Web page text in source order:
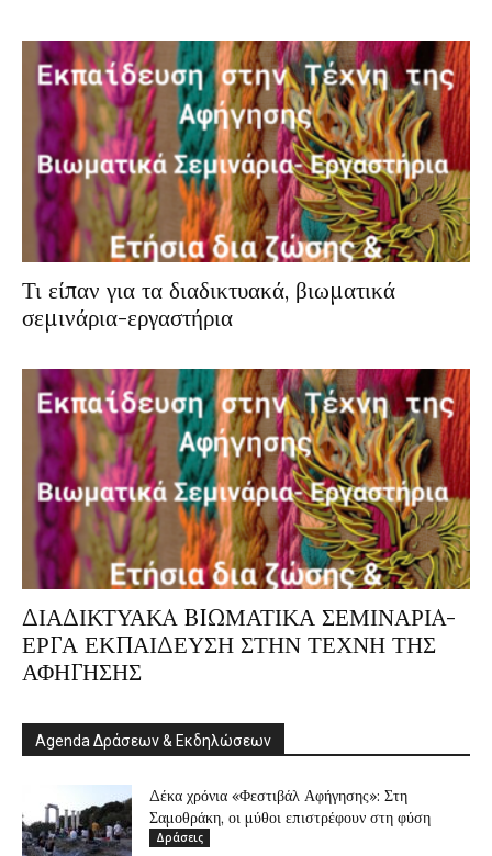
Τι είπαν για τα διαδικτυακά, βιωματικά
σεμινάρια-εργαστήρια
ΔΙΑΔΙΚΤΥΑΚA BIΩΜΑΤΙΚΑ ΣΕΜΙΝΑΡΙA-
ΕΡΓΑ ΕΚΠΑΙΔΕΥΣΗ ΣΤΗΝ ΤΕΧΝΗ ΤΗΣ
ΑΦΗΓΗΣΗΣ
Agenda Δράσεων & Εκδηλώσεων
Δέκα χρόνια «Φεστιβάλ Αφήγησης»: Στη
Σαμοθράκη, οι μύθοι επιστρέφουν στη φύση
Δράσεις